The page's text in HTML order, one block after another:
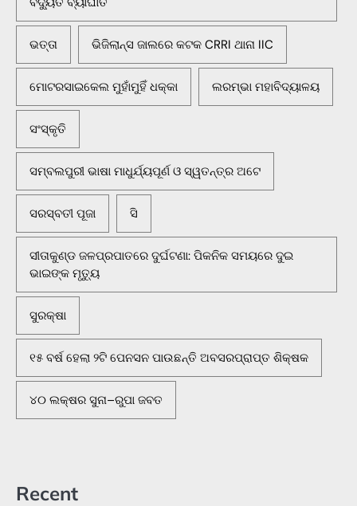
ଭତ୍ତା ଭିଜିଲାନ୍ସ ଜାଲରେ କଟକ CRRI ଥାନା IIC
ମୋଟରସାଇକେଲ ମୁହାଁମୁହିଁ ଧକ୍କା ଲରମ୍ଭା ମହାବିଦ୍ୟାଳୟ
ସଂସ୍କୃତି
ସମ୍ବଲପୁରୀ ଭାଷା ମାଧୁର୍ଯ୍ୟପୂର୍ଣ ଓ ସ୍ୱତନ୍ତ୍ର ଅଟେ
ସରସ୍ବତୀ ପୂଜା ସି
ସୀତାକୁଣ୍ଡ ଜଳପ୍ରପାତରେ ଦୁର୍ଘଟଣା: ପିକନିକ ସମୟରେ ଦୁଇ
ଭାଇଙ୍କ ମୃତ୍ୟୁ
ସୁରକ୍ଷା
୧୫ ବର୍ଷ ହେଲା ୨ଟି ପେନସନ ପାଉଛନ୍ତି ଅବସରପ୍ରାପ୍ତ ଶିକ୍ଷକ
୪୦ ଲକ୍ଷର ସୁନା–ରୁପା ଜବତ
Recent